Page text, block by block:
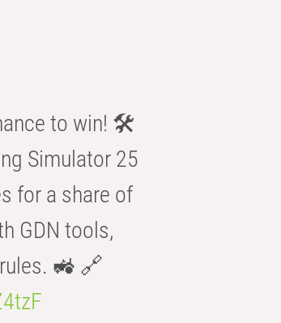
to win! 🛠️
Simulator 25
for a share of
GDN tools,
🚜 🔗